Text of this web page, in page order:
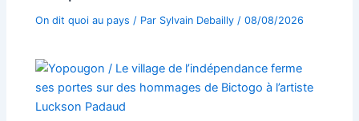
On dit quoi au pays / Par Sylvain Debailly /08/08/2026